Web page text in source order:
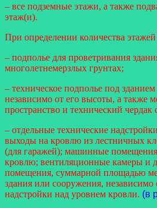
– все подземные этажи, а также
этаж(и).
При определении количества
– подполье для проветривания
многолетнемерзлых грунтах;
– техническое подполье под
независимо от его высоты, а также
пространство и технический
– отдельные технические
выходы на кровлю из лестничных
(для гаражей); машинные
кровлю; вентиляционные камеры и
помещения, суммарной площадью
здания или сооружения, независимо
надстройки над уровнем кровли. (в